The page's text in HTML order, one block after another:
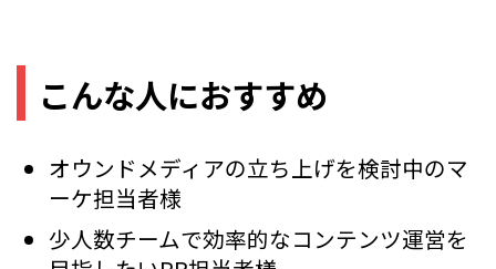
こんな人におすすめ
オウンドメディアの立ち上げを検討中のマ
ーケ担当者様
少人数チームで効率的なコンテンツ運営を